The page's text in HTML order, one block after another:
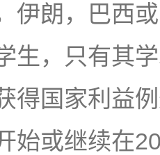
伊朗，巴西
生，只有其
得国家利益
始或继续在